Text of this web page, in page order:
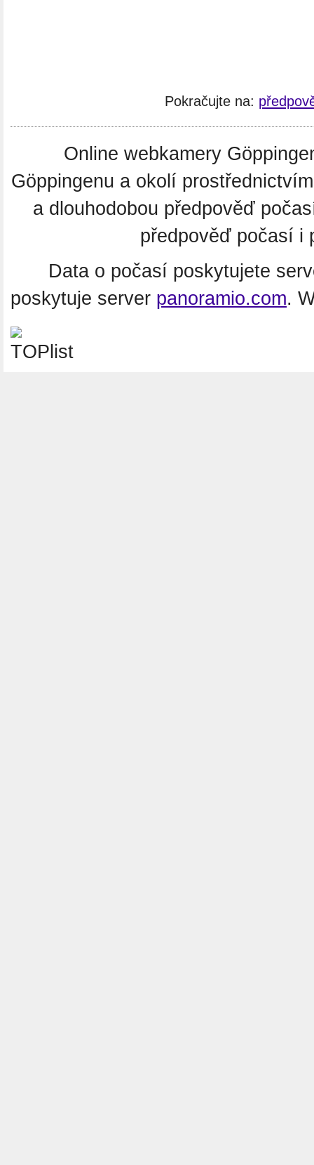
Pokračujte na:
Online webkamery
Göppingenu a okolí
a dlouhodobou předpověď
předpověď počasí i
Data o počasí poskytujete
poskytuje server panoramio.com.